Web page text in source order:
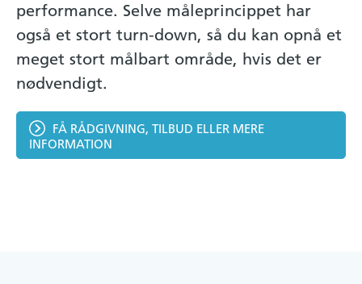
performance. Selve måleprincippet har
også et stort turn-down, så du kan opnå et
meget stort målbart område, hvis det er
nødvendigt.
FÅ RÅDGIVNING, TILBUD ELLER MERE
INFORMATION